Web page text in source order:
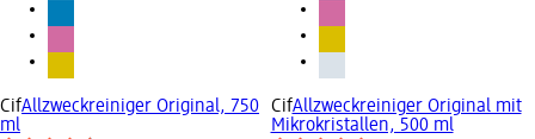
CifAllzweckreiniger Original, 750
ml
CifAllzweckreiniger Original mit
Mikrokristallen, 500 ml